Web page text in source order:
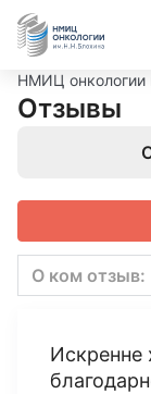
НМИЦ онкологии
Отзывы
О ком отзыв:
Искренне